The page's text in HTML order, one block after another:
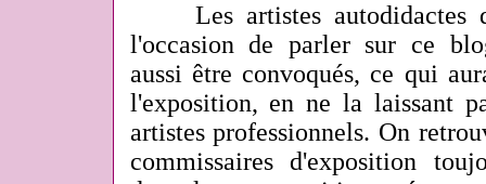
Les artistes autodidactes
l'occasion de parler sur ce
aussi être convoqués, ce qui
l'exposition, en ne la laissant
artistes professionnels. On
commissaires d'exposition